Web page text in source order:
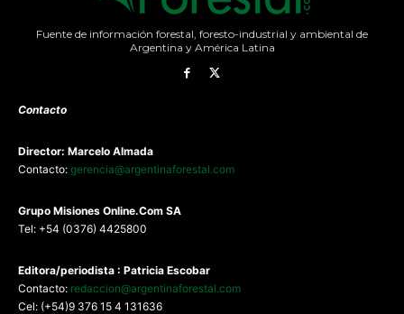
Fuente de información forestal, foresto-industrial y ambiental de
Argentina y América Latina
Contacto
Director: Marcelo Almada
Contacto: gerencia@argentinaforestal.com
Grupo Misiones Online.Com SA
Tel: +54 (0376) 4425800
Editora/periodista : Patricia Escobar
Contacto: redaccion@argentinaforestal.com
Cel: (+54)9 376 15 4 131636